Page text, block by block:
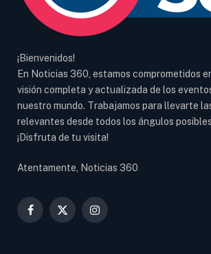
¡Bienvenidos!
En Noticias 360, estamos comprometidos
visión completa y actualizada de los
nuestro mundo. Trabajamos para llevarte
relevantes desde todos los ángulos
¡Disfruta de tu visita!
Atentamente, Noticias 360
Facebook
X
Instagram